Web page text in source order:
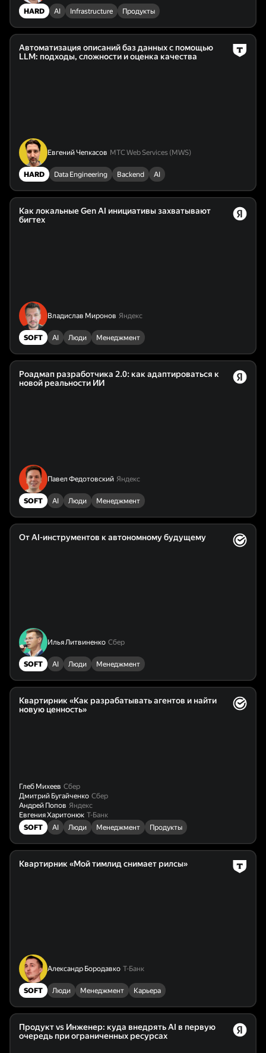
HARD AI Infrastructure Продукты
Автоматизация описаний баз данных с помощью
LLM: подходы, сложности и оценка качества
Евгений Чепкасов МТС Web Services (MWS)
HARD Data Engineering Backend AI
Как локальные Gen AI инициативы захватывают
бигтех
Владислав Миронов Яндекс
SOFT AI Люди Менеджмент
Роадмап разработчика 2.0: как адаптироваться к
новой реальности ИИ
Павел Федотовский Яндекс
SOFT AI Люди Менеджмент
От AI-инструментов к автономному будущему
Илья Литвиненко Сбер
SOFT AI Люди Менеджмент
Квартирник «Как разрабатывать агентов и найти
новую ценность»
Глеб Михеев Сбер
Дмитрий Бугайченко Сбер
Андрей Попов Яндекс
Евгения Харитонюк Т-Банк
SOFT
AI Люди Менеджмент Продукты
Квартирник «Мой тимлид снимает рилсы»
Александр Бородавко Т-Банк
SOFT Люди Менеджмент Карьера
Продукт vs Инженер: куда внедрять AI в первую
очередь при ограниченных ресурсах